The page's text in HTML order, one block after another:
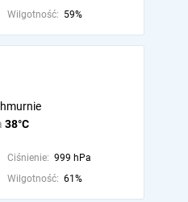
Wilgotność: 59%
38°C
Ciśnienie: 999 hPa
Wilgotność: 61%